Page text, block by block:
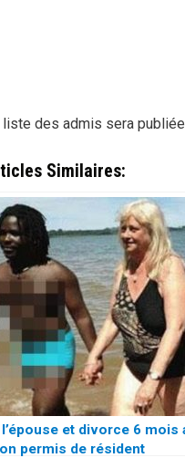
liste des admis sera
Similaires:
l’épouse et divorce 6 mois
permis de résident